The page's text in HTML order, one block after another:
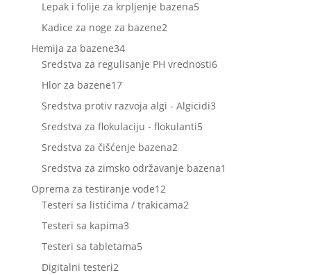
Lepak i folije za krpljenje bazena55
Kadice za noge za bazene22
Hemija za bazene3434
proizvoda
Sredstva za regulisanje PH vrednosti66
Hlor za bazene1717
proizvoda
Sredstva protiv razvoja algi - Algicidi33
Sredstva za flokulaciju - flokulanti55
Sredstva za čišćenje bazena22
proizvoda
Sredstva za zimsko održavanje bazena1
Oprema za testiranje vode1212
proizvoda
Testeri sa listićima / trakicama22
Testeri sa kapima33
proizvoda
Testeri sa tabletama55
Digitalni testeri22